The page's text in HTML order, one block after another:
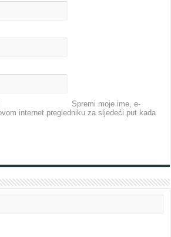
Spremi moje ime, e-
internet pregledniku za sljedeći put kada